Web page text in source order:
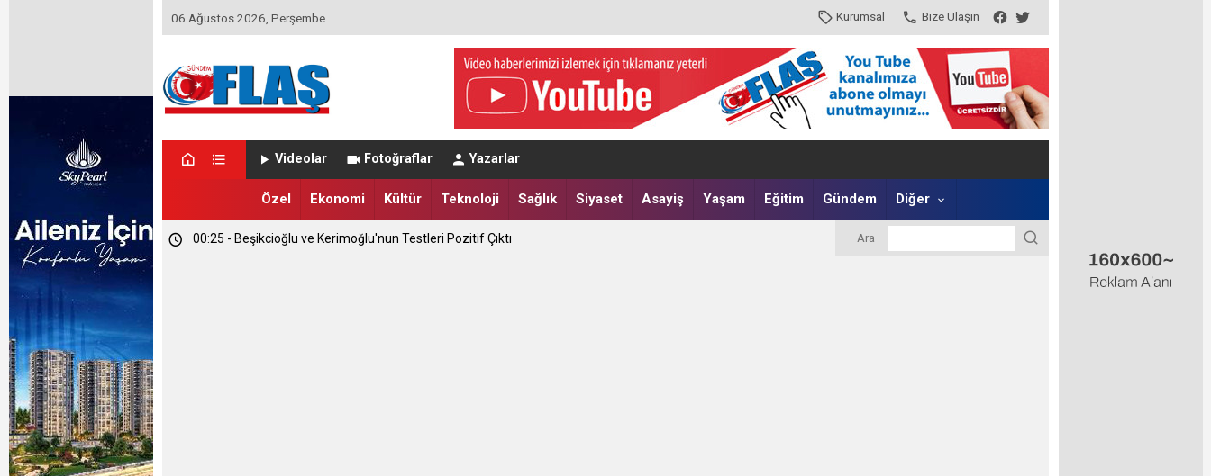
06 Ağustos 2026, Perşembe Kurumsal Bize Ulaşın
Videolar Fotoğraflar Yazarlar
Özel Ekonomi Kültür Teknoloji Sağlık Siyaset Asayiş Yaşam Eğitim Gündem Diğer
00:25 - Beşikcioğlu ve Kerimoğlu'nun Testleri Pozitif Çıktı Ara